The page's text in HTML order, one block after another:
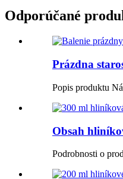
Odporúčané
Prázdna
Popis produktu
Obsah
Podrobnosti o